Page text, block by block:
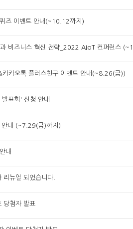
즈 이벤트 안내(~10.12까지)
카오톡 플러스친구 이벤트 안내(~8.26(금))
표회' 신청 안내
내 (~7.29(금)까지)
내
뉴얼 되었습니다.
당첨자 발표